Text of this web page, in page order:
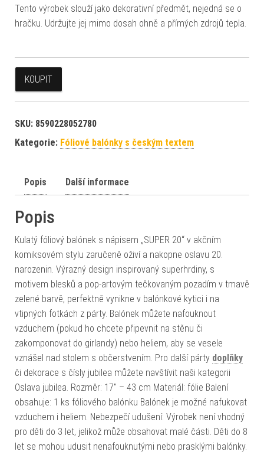
Tento výrobek slouží jako dekorativní předmět, nejedná se o
hračku. Udržujte jej mimo dosah ohně a přímých zdrojů tepla.
KOUPIT
SKU: 8590228052780
Kategorie: Fóliové balónky s českým textem
Popis Další informace
Popis
Kulatý fóliový balónek s nápisem „SUPER 20“ v akčním
komiksovém stylu zaručeně oživí a nakopne oslavu 20.
narozenin. Výrazný design inspirovaný superhrdiny, s
motivem blesků a pop-artovým tečkovaným pozadím v tmavě
zelené barvě, perfektně vynikne v balónkové kytici i na
vtipných fotkách z párty. Balónek můžete nafouknout
vzduchem (pokud ho chcete připevnit na stěnu či
zakomponovat do girlandy) nebo heliem, aby se vesele
vznášel nad stolem s občerstvením. Pro další párty doplňky
či dekorace s čísly jubilea můžete navštívit naši kategorii
Oslava jubilea. Rozměr: 17" – 43 cm Materiál: fólie Balení
obsahuje: 1 ks fóliového balónku Balónek je možné nafukovat
vzduchem i heliem. Nebezpečí udušení: Výrobek není vhodný
pro děti do 3 let, jelikož může obsahovat malé části. Děti do 8
let se mohou udusit nenafouknutými nebo prasklými balónky.